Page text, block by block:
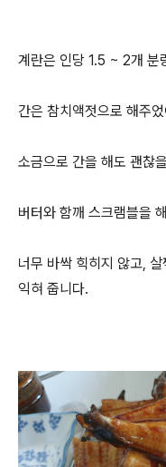
계란은 인당 1.5 ~ 2개 분
간은 참치액젓으로 해주
소금으로 간을 해도 괜찮
버터와 함깨 스크램블을
너무 바싹 힉히지 않고,
익혀 줍니다.